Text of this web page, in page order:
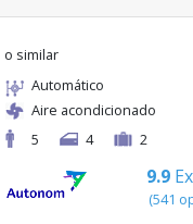
o similar
Automático
Aire acondicionado
5
4 2
9.9
(541